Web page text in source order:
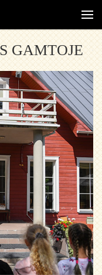
GAMTOJE